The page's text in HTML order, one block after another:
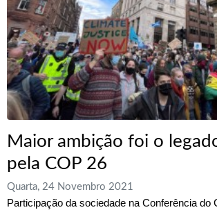
Maior ambição foi o
pela COP 26
Quarta, 24 Novembro 2021
Participação da sociedade na Conferência do